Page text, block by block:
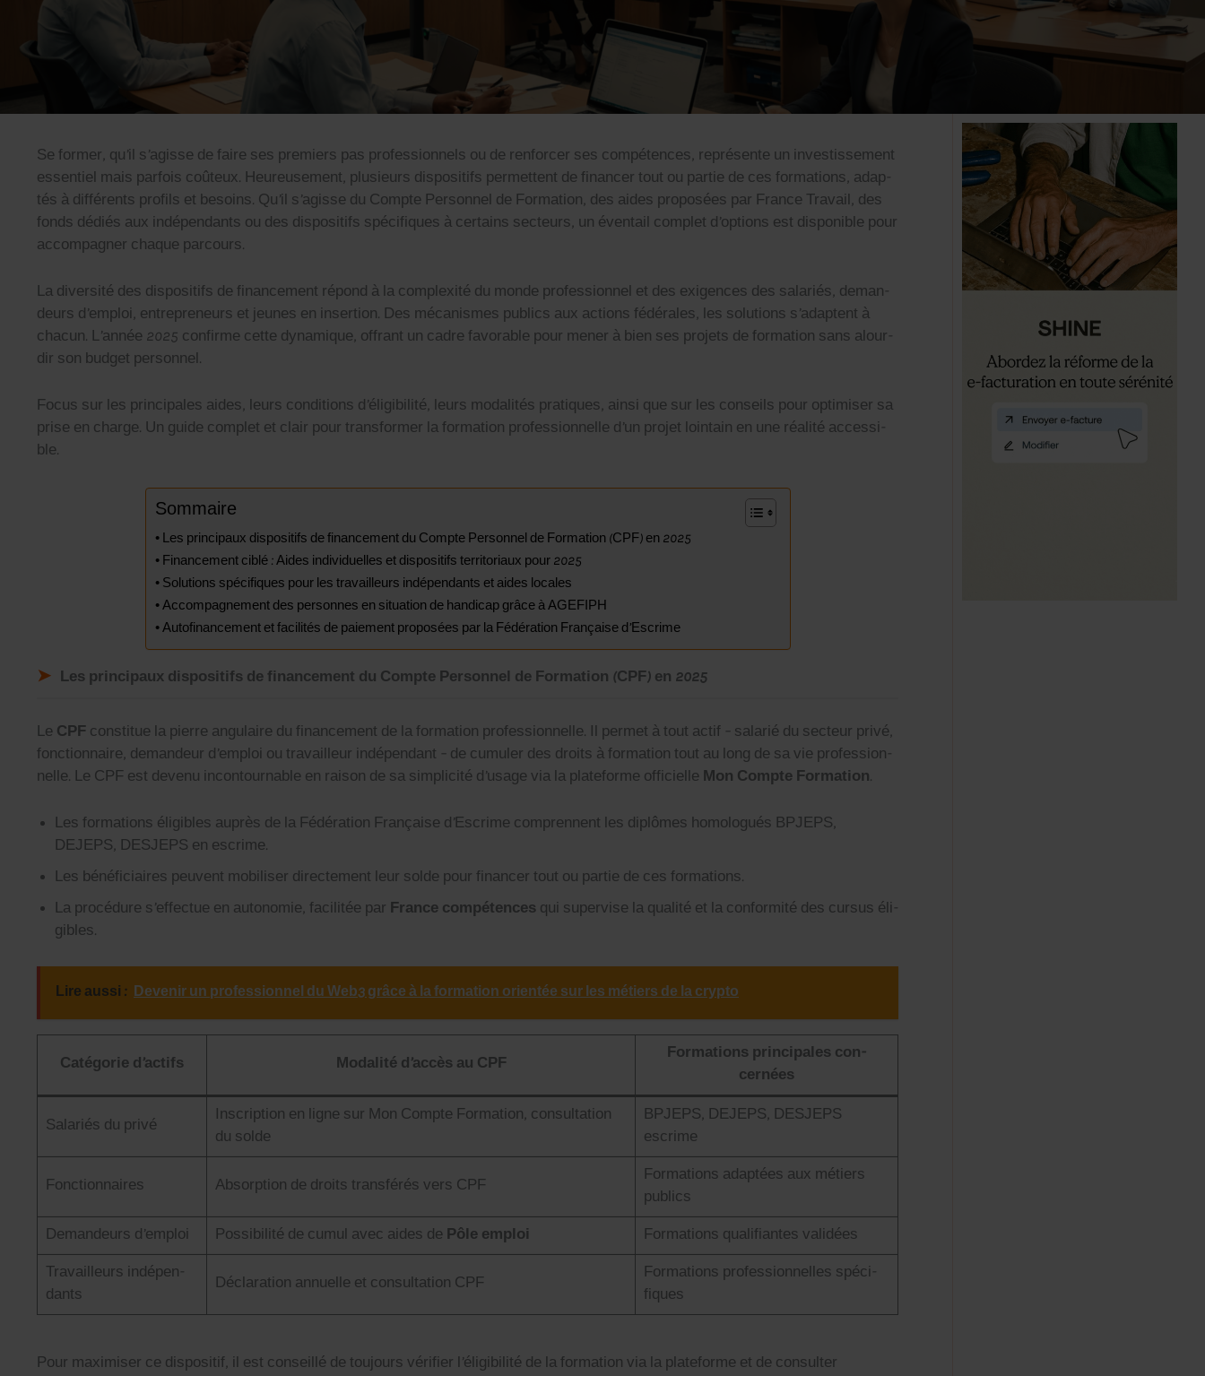
Se for­mer, qu’il s’agisse de faire ses pre­miers pas pro­fes­sion­nels ou de ren­forcer ses com­pé­tences, représente un investisse­ment
essen­tiel mais par­fois coû­teux. Heureuse­ment, plusieurs dis­posi­tifs per­me­t­tent de financer tout ou par­tie de ces for­ma­tions, adap­
tés à dif­férents pro­fils et besoins. Qu’il s’agisse du Compte Per­son­nel de For­ma­tion, des aides pro­posées par France Tra­vail, des
fonds dédiés aux indépen­dants ou des dis­posi­tifs spé­ci­fiques à cer­tains secteurs, un éven­tail com­plet d’options est disponible pour
accom­pa­g­n­er chaque par­cours.
La diver­sité des dis­posi­tifs de finance­ment répond à la com­plex­ité du monde pro­fes­sion­nel et des exi­gences des salariés, deman­
deurs d’emploi, entre­pre­neurs et jeunes en inser­tion. Des mécan­ismes publics aux actions fédérales, les solu­tions s’adaptent à
cha­cun. L’année 2025 con­firme cette dynamique, offrant un cadre favor­able pour men­er à bien ses pro­jets de for­ma­tion sans alour­
dir son bud­get per­son­nel.
Focus sur les prin­ci­pales aides, leurs con­di­tions d’éligibilité, leurs modal­ités pra­tiques, ain­si que sur les con­seils pour opti­miser sa
prise en charge. Un guide com­plet et clair pour trans­former la for­ma­tion pro­fes­sion­nelle d’un pro­jet loin­tain en une réal­ité acces­si­
ble.
Som­maire
Les prin­ci­paux dis­posi­tifs de finance­ment du Compte Per­son­nel de For­ma­tion (CPF) en 2025
Finance­ment ciblé : Aides indi­vidu­elles et dis­posi­tifs ter­ri­to­ri­aux pour 2025
Solu­tions spé­ci­fiques pour les tra­vailleurs indépen­dants et aides locales
Accom­pa­g­ne­ment des per­son­nes en sit­u­a­tion de hand­i­cap grâce à AGEFIPH
Aut­o­fi­nance­ment et facil­ités de paiement pro­posées par la Fédéra­tion Française d’Escrime
Les principaux dispositifs de financement du Compte Personnel de Formation (CPF) en 2025
Le CPF con­stitue la pierre angu­laire du finance­ment de la for­ma­tion pro­fes­sion­nelle. Il per­met à tout act­if – salarié du secteur privé,
fonc­tion­naire, deman­deur d’emploi ou tra­vailleur indépen­dant – de cumuler des droits à for­ma­tion tout au long de sa vie pro­fes­sion­
nelle. Le CPF est devenu incon­tourn­able en rai­son de sa sim­plic­ité d’usage via la plate­forme offi­cielle Mon Compte For­ma­tion.
Les for­ma­tions éli­gi­bles auprès de la Fédéra­tion Française d’Escrime com­pren­nent les diplômes homo­logués BPJEPS,
DEJEPS, DESJEPS en escrime.
Les béné­fi­ci­aires peu­vent mobilis­er directe­ment leur sol­de pour financer tout ou par­tie de ces for­ma­tions.
La procé­dure s’effectue en autonomie, facil­itée par France com­pé­tences qui super­vise la qual­ité et la con­for­mité des cur­sus éli­
gi­bles.
Lire aussi : Devenir un professionnel du Web3 grâce à la formation orientée sur les métiers de la crypto
Caté­gorie d’actifs Modal­ité d’accès au CPF
For­ma­tions prin­ci­pales con­
cernées
Salariés du privé
Inscrip­tion en ligne sur Mon Compte For­ma­tion, con­sul­ta­tion
du sol­de
BPJEPS, DEJEPS, DESJEPS
escrime
Fonc­tion­naires Absorp­tion de droits trans­férés vers CPF
For­ma­tions adap­tées aux métiers
publics
Deman­deurs d’emploi Pos­si­bil­ité de cumul avec aides de Pôle emploi For­ma­tions qual­i­fi­antes validées
Tra­vailleurs indépen­
dants
Déc­la­ra­tion annuelle et con­sul­ta­tion CPF
For­ma­tions pro­fes­sion­nelles spé­ci­
fiques
Pour max­imiser ce dis­posi­tif, il est con­seil­lé de tou­jours véri­fi­er l’éligibilité de la for­ma­tion via la plate­forme et de con­sul­ter